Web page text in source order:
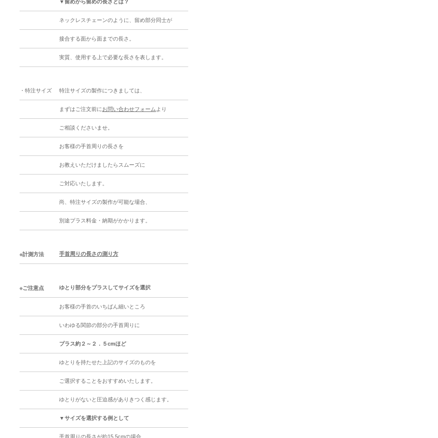
▼留めから留めの長さとは？
ネックレスチェーンのように、留め部分同士が
接合する面から面までの長さ。
実質、使用する上で必要な長さを表します。
・特注サイズ 特注サイズの製作につきましては、
まずはご注文前にお問い合わせフォーム より
ご相談くださいませ。
お客様の手首周りの長さを
お教えいただけましたらスムーズに
ご対応いたします。
尚、特注サイズの製作が可能な場合、
別途プラス料金・納期がかかります。
※計測方法 手首周りの長さの測り方
※ご注意点 ゆとり部分をプラスしてサイズを選択
お客様の手首のいちばん細いところ
いわゆる関節の部分の手首周りに
プラス約２～２．５cmほど
ゆとりを持たせた上記のサイズのものを
ご選択することをおすすめいたします。
ゆとりがないと圧迫感がありきつく感じます。
▼サイズを選択する例として
手首周りの長さが約15.5cmの場合、